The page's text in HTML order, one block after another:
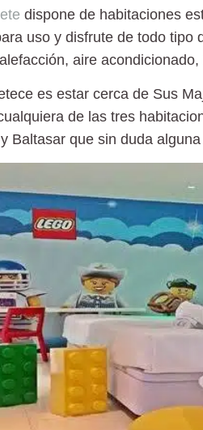
dispone de habitaciones
uso y disfrute de todo tipo
aire
es estar cerca de Sus
de las tres
Baltasar que sin duda